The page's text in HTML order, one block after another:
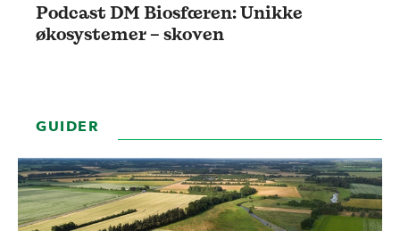
Podcast DM Biosfæren: Unikke
økosystemer – skoven
GUIDER